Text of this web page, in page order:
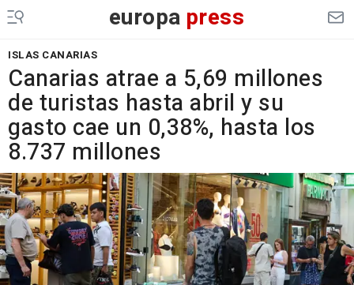
europa press
ISLAS CANARIAS
Canarias atrae a 5,69 millones
de turistas hasta abril y su
gasto cae un 0,38%, hasta los
8.737 millones